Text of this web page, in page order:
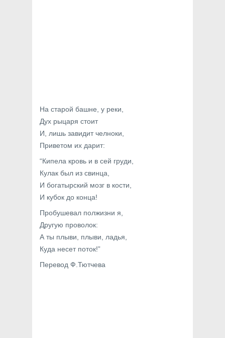
На старой башне, у реки,
Дух рыцаря стоит
И, лишь завидит челноки,
Приветом их дарит:
“Кипела кровь и в сей груди,
Кулак был из свинца,
И богатырский мозг в кости,
И кубок до конца!
Пробушевал полжизни я,
Другую проволок:
А ты плыви, плыви, ладья,
Куда несет поток!”
Перевод Ф.Тютчева